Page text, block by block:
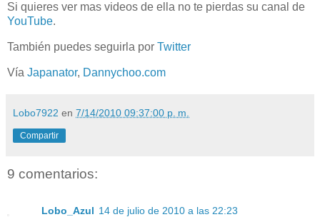
Si quieres ver mas videos de ella no te pierdas su canal de
YouTube.
También puedes seguirla por Twitter
Vía Japanator, Dannychoo.com
Lobo7922 en 7/14/2010 09:37:00 p. m.
Compartir
9 comentarios:
Lobo_Azul 14 de julio de 2010 a las 22:23